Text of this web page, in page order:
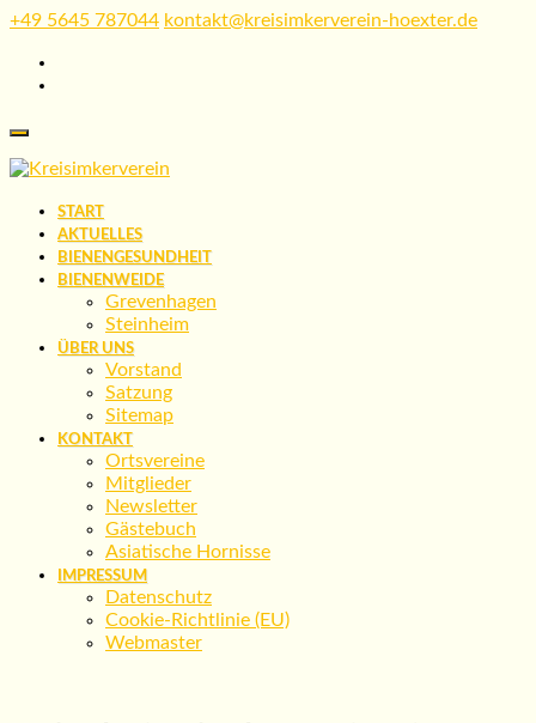
Skip
content
+49 5645 787044 kontakt@kreisimkerverein-hoexter.de
START
AKTUELLES
BIENENGESUNDHEIT
BIENENWEIDE
Grevenhagen
Steinheim
ÜBER UNS
Vorstand
Satzung
Sitemap
KONTAKT
Ortsvereine
Mitglieder
Newsletter
Gästebuch
Asiatische Hornisse
IMPRESSUM
Datenschutz
Cookie-Richtlinie (EU)
Webmaster